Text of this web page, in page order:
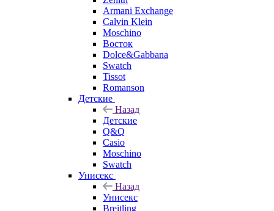
Armani Exchange
Calvin Klein
Moschino
Восток
Dolce&Gabbana
Swatch
Tissot
Romanson
Детские
Назад
Детские
Q&Q
Casio
Moschino
Swatch
Унисекс
Назад
Унисекс
Breitling